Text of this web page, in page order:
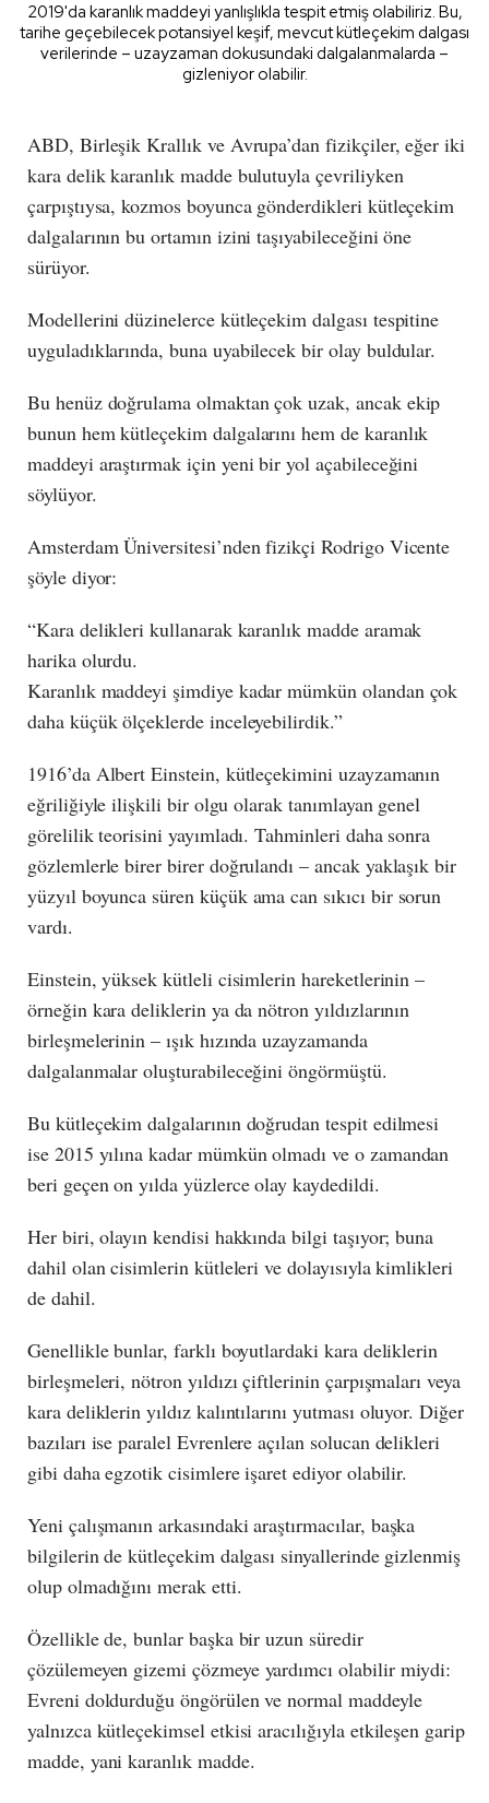
2019'da karanlık maddeyi yanlışlıkla tespit etmiş olabiliriz. Bu,
tarihe geçebilecek potansiyel keşif, mevcut kütleçekim dalgası
verilerinde – uzayzaman dokusundaki dalgalanmalarda –
gizleniyor olabilir.
ABD, Birleşik Krallık ve Avrupa’dan fizikçiler, eğer iki
kara delik karanlık madde bulutuyla çevriliyken
çarpıştıysa, kozmos boyunca gönderdikleri kütleçekim
dalgalarının bu ortamın izini taşıyabileceğini öne
sürüyor.
Modellerini düzinelerce kütleçekim dalgası tespitine
uyguladıklarında, buna uyabilecek bir olay buldular.
Bu henüz doğrulama olmaktan çok uzak, ancak ekip
bunun hem kütleçekim dalgalarını hem de karanlık
maddeyi araştırmak için yeni bir yol açabileceğini
söylüyor.
Amsterdam Üniversitesi’nden fizikçi Rodrigo Vicente
şöyle diyor:
“Kara delikleri kullanarak karanlık madde aramak
harika olurdu.
Karanlık maddeyi şimdiye kadar mümkün olandan çok
daha küçük ölçeklerde inceleyebilirdik.”
1916’da Albert Einstein, kütleçekimini uzayzamanın
eğriliğiyle ilişkili bir olgu olarak tanımlayan genel
görelilik teorisini yayımladı. Tahminleri daha sonra
gözlemlerle birer birer doğrulandı – ancak yaklaşık bir
yüzyıl boyunca süren küçük ama can sıkıcı bir sorun
vardı.
Einstein, yüksek kütleli cisimlerin hareketlerinin –
örneğin kara deliklerin ya da nötron yıldızlarının
birleşmelerinin – ışık hızında uzayzamanda
dalgalanmalar oluşturabileceğini öngörmüştü.
Bu kütleçekim dalgalarının doğrudan tespit edilmesi
ise 2015 yılına kadar mümkün olmadı ve o zamandan
beri geçen on yılda yüzlerce olay kaydedildi.
Her biri, olayın kendisi hakkında bilgi taşıyor; buna
dahil olan cisimlerin kütleleri ve dolayısıyla kimlikleri
de dahil.
Genellikle bunlar, farklı boyutlardaki kara deliklerin
birleşmeleri, nötron yıldızı çiftlerinin çarpışmaları veya
kara deliklerin yıldız kalıntılarını yutması oluyor. Diğer
bazıları ise paralel Evrenlere açılan solucan delikleri
gibi daha egzotik cisimlere işaret ediyor olabilir.
Yeni çalışmanın arkasındaki araştırmacılar, başka
bilgilerin de kütleçekim dalgası sinyallerinde gizlenmiş
olup olmadığını merak etti.
Özellikle de, bunlar başka bir uzun süredir
çözülemeyen gizemi çözmeye yardımcı olabilir miydi:
Evreni doldurduğu öngörülen ve normal maddeyle
yalnızca kütleçekimsel etkisi aracılığıyla etkileşen garip
madde, yani karanlık madde.